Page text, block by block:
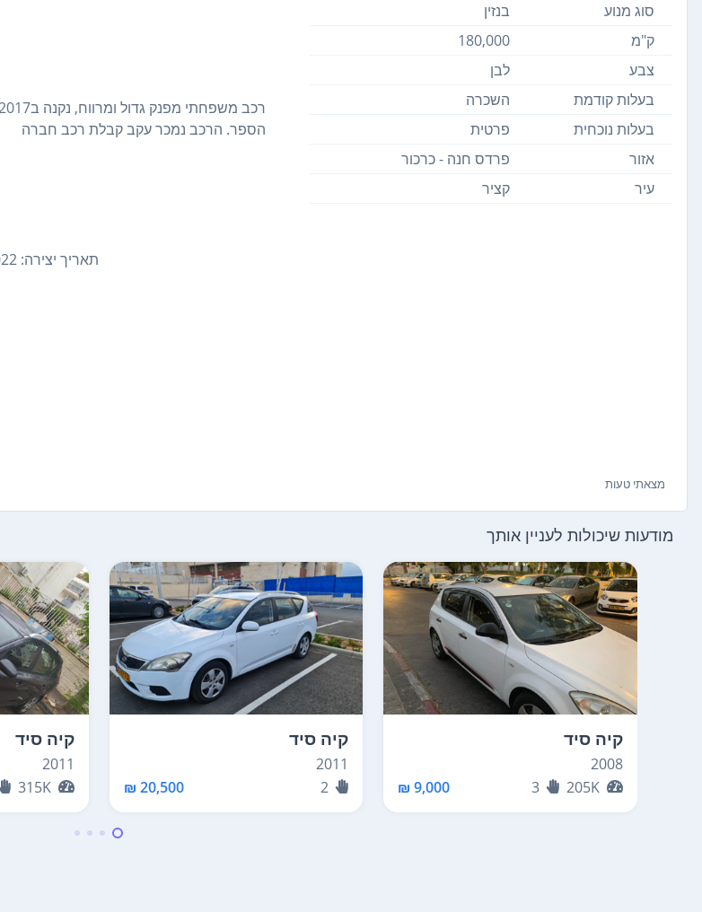
סוג מנוע
בנזין
ק"מ
180,000
צבע
לבן
בעלות קודמת
השכרה
בעלות נוכחית
פרטית
אזור
פרדס חנה - כרכור
עיר
קציר
הספר. הרכב נמכר עקב קבלת רכב חברה
תאריך יצירה: 06/04/2022
מצאתי טעות
מודעות שיכולות לעניין אותך
קיה סיד
2008
205K
3
9,000 ₪
קיה סיד
2011
2
20,500 ₪
קיה סיד
2011
315K